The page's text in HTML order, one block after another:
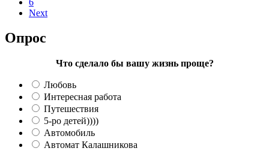
Next
Опрос
Что сделало бы вашу жизнь проще?
Любовь
Интересная работа
Путешествия
5-ро детей))))
Автомобиль
Автомат Калашникова